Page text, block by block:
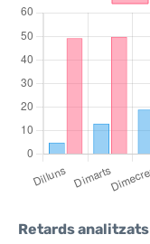
Retards